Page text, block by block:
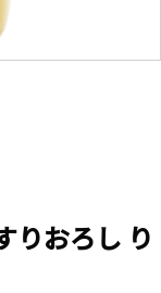
りおろし り